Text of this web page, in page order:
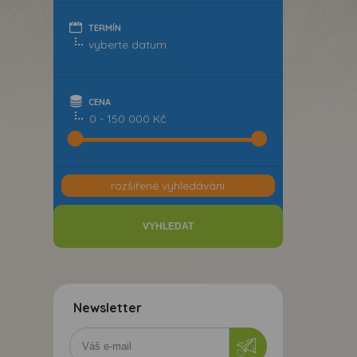
TERMÍN
CENA
0 - 150 000 Kč
rozšířené vyhledávání
Newsletter